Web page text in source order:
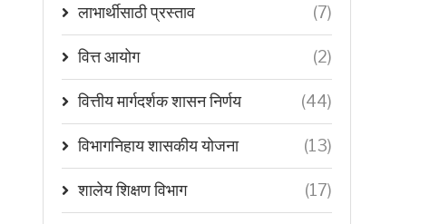
लाभार्थीसाठी प्रस्ताव (7)
वित्त आयोग (2)
वित्तीय मार्गदर्शक शासन निर्णय (44)
विभागनिहाय शासकीय योजना (13)
शालेय शिक्षण विभाग (17)